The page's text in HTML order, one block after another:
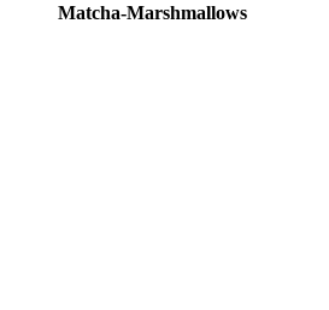
Matcha-Marshmallows